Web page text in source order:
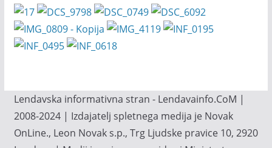
Lendavska informativna stran - Lendavainfo.CoM |
2008-2024 | Izdajatelj spletnega medija je Novak
OnLine., Leon Novak s.p., Trg Ljudske pravice 10, 2920